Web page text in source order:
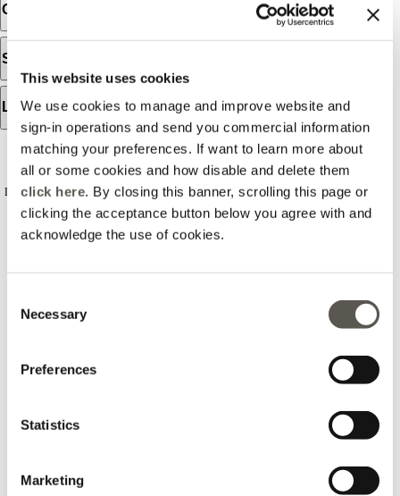
This website uses cookies
We use cookies to manage and improve website and
sign-in operations and send you commercial information
matching your preferences. If want to learn more about
all or some cookies and how disable and delete them
click here. By closing this banner, scrolling this page or
clicking the acceptance button below you agree with and
acknowledge the use of cookies.
Selection
Necessary
Preferences
Statistics
Marketing
Orari d'apertura
Servizi disponibili
Lo store
RECENSIONI
Le recensioni non sono verificate, sono importate da Google Business Profile. Puoi
leggere tutte le recensioni
Negozio di abbigliamento da donna situato all interno del
Monfalcone in provincia di Gorizia...vasta esposizione di
abiti per tutte le occasioni e di tutte le taglie con un buon
rapporto qualità prezzo...ottima gamma di colori sempre
giovanili e vivaci...servizio gentile e professionale con